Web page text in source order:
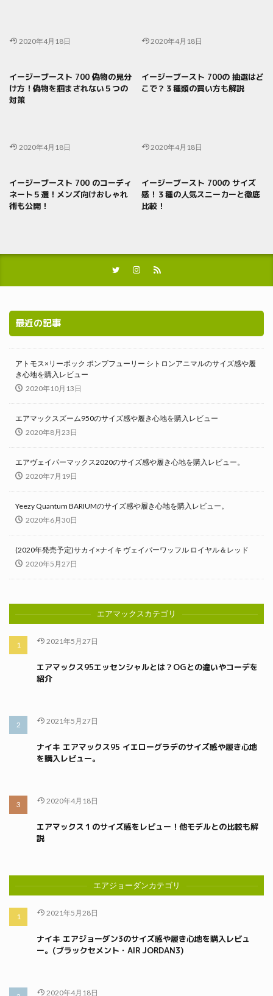
2020年4月18日
イージーブースト 700 偽物の見分
け方！偽物を掴まされない５つの
対策
2020年4月18日
イージーブースト 700の 抽選はど
こで？３種類の買い方も解説
2020年4月18日
イージーブースト 700 のコーディ
ネート５選！メンズ向けおしゃれ
術も公開！
2020年4月18日
イージーブースト 700の サイズ
感！３種の人気スニーカーと徹底
比較！
最近の記事
アトモス×リーボック ポンプフューリー シトロンアニマルのサイズ感や履
き心地を購入レビュー
2020年10月13日
エアマックスズーム950のサイズ感や履き心地を購入レビュー
2020年8月23日
エアヴェイパーマックス2020のサイズ感や履き心地を購入レビュー。
2020年7月19日
Yeezy Quantum BARIUMのサイズ感や履き心地を購入レビュー。
2020年6月30日
(2020年発売予定)サカイ×ナイキ ヴェイパーワッフル ロイヤル＆レッド
2020年5月27日
エアマックスカテゴリ
2021年5月27日
エアマックス95エッセンシャルとは？OGとの違いやコーデを
紹介
2021年5月27日
ナイキ エアマックス95 イエローグラデのサイズ感や履き心地
を購入レビュー。
2020年4月18日
エアマックス１のサイズ感をレビュー！他モデルとの比較も解
説
エアジョーダンカテゴリ
2021年5月28日
ナイキ エアジョーダン3のサイズ感や履き心地を購入レビュ
ー。(ブラックセメント・AIR JORDAN3)
2020年4月18日